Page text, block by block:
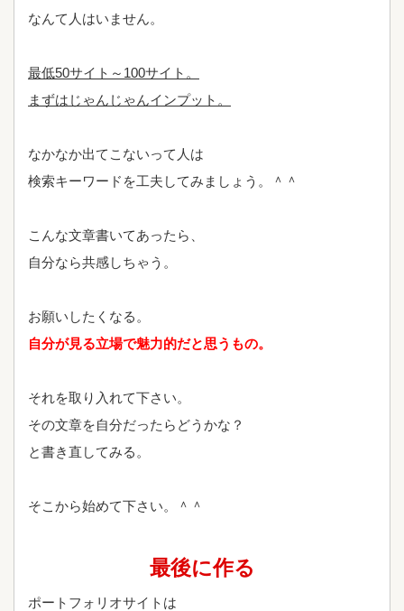
なんて人はいません。
最低50サイト～100サイト。
まずはじゃんじゃんインプット。
なかなか出てこないって人は
検索キーワードを工夫してみましょう。＾＾
こんな文章書いてあったら、
自分なら共感しちゃう。
お願いしたくなる。
自分が見る立場で魅力的だと思うもの。
それを取り入れて下さい。
その文章を自分だったらどうかな？
と書き直してみる。
そこから始めて下さい。＾＾
最後に作る
ポートフォリオサイトは